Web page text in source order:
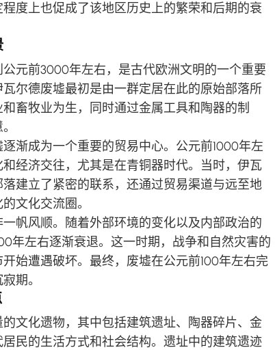
度上也促成了该地区历史上的繁荣和后期的衰
元前3000年左右，是古代欧洲文明的一个重要
尔德废墟最初是由一群定居在此的原始部落所
畜牧业为生，同时通过金属工具和陶器的制
渐成为一个重要的贸易中心。公元前1000年左
经济交往，尤其是在青铜器时代。当时，伊瓦
建立了紧密的联系，还通过贸易渠道与远至地
文化交流圈。
帆风顺。随着外部环境的变化以及内部政治的
年左右逐渐衰退。这一时期，战争和自然灾害的
始遭遇破坏。最终，废墟在公元前100年左右完
期。
文化遗物，其中包括建筑遗址、陶器碎片、金
民的生活方式和社会结构。遗址中的建筑遗迹